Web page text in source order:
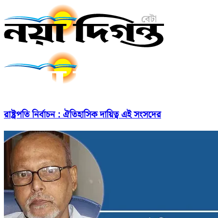
রাষ্ট্রপতি নির্বাচন : ঐতিহাসিক দায়িত্ব এই সংসদের